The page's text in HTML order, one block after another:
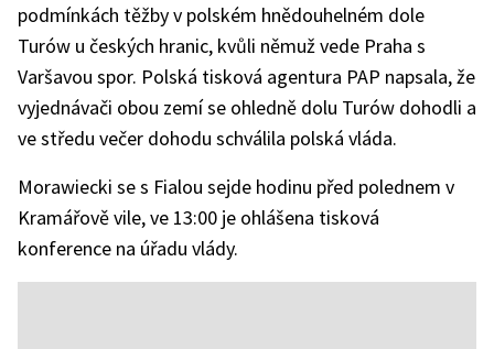
podmínkách těžby v polském hnědouhelném dole
Turów u českých hranic, kvůli němuž vede Praha s
Varšavou spor. Polská tisková agentura PAP napsala, že
vyjednávači obou zemí se ohledně dolu Turów dohodli a
ve středu večer dohodu schválila polská vláda.
Morawiecki se s Fialou sejde hodinu před polednem v
Kramářově vile, ve 13:00 je ohlášena tisková
konference na úřadu vlády.